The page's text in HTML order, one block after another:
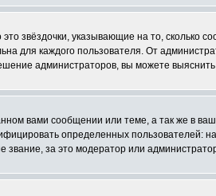
звёздочки, указывающие на то,
для каждого пользователя. От
администраторов, вы можете
вами сообщении или теме, а так же в
определенных пользователей:
за это модератор или